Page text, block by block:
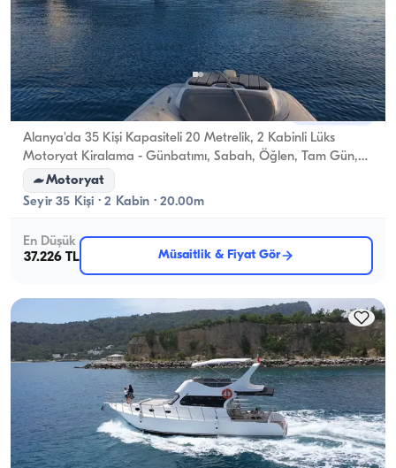
Alanya, Antalya Yeni tekne
Alanya'da 35 Kişi Kapasiteli 20 Metrelik, 2 Kabinli Lüks
Motoryat Kiralama - Günbatımı, Sabah, Öğlen, Tam Gün,
Gece Turları ve Özel Etkinlikler
Motoryat
Seyir 35 Kişi · 2 Kabin · 20.00m
En Düşük
37.226 TL
Müsaitlik & Fiyat Gör